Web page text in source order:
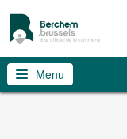
Menu